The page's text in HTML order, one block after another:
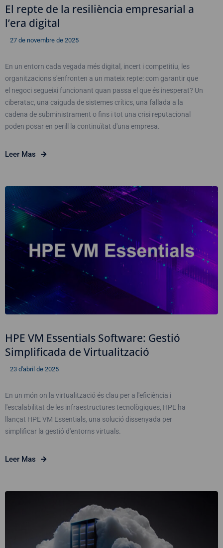
El repte de la resiliència empresarial a
l’era digital
27 de novembre de 2025
En un entorn cada vegada més digital, incert i competitiu, les
organitzacions s'enfronten a un mateix repte: com garantir que
el negoci segueixi funcionant quan passa el que és inesperat? Un
ciberatac, una caiguda de sistemes crítics, una fallada a la
cadena de subministrament o fins i tot una crisi reputacional
poden posar en perill la continuïtat d'una empresa.
Leer Mas
HPE VM Essentials Software: Gestió
Simplificada de Virtualització
23 d'abril de 2025
En un món on la virtualització és clau per a l'eficiència i
l'escalabilitat de les infraestructures tecnològiques, HPE ha
llançat HPE VM Essentials, una solució dissenyada per
simplificar la gestió d'entorns virtuals.
Leer Mas